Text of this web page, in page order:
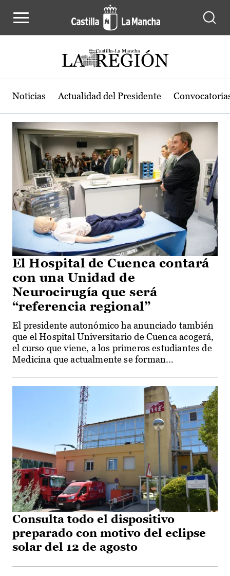
Actualidad de la región de Castilla-
Noticias Actualidad del Presidente
El Hospital de Cuenca contará
con una Unidad de
Neurocirugía que será
“referencia regional”
El presidente autonómico ha anunciado también
que el Hospital Universitario de Cuenca acogerá,
el curso que viene, a los primeros estudiantes de
Medicina que actualmente se forman...
Consulta todo el dispositivo
preparado con motivo del eclipse
solar del 12 de agosto